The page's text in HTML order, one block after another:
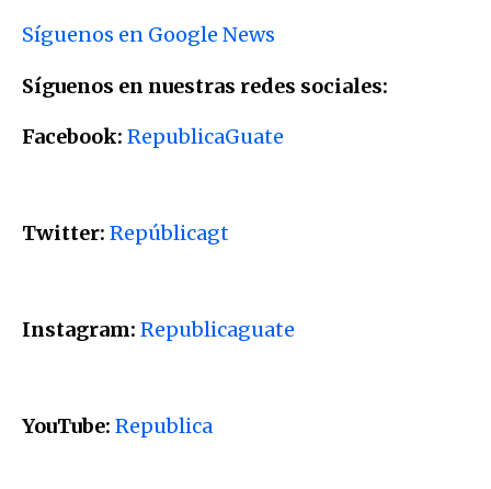
Síguenos en Google News
Síguenos en nuestras redes sociales:
Facebook: RepublicaGuate
Twitter: Repúblicagt
Instagram: Republicaguate
YouTube: Republica